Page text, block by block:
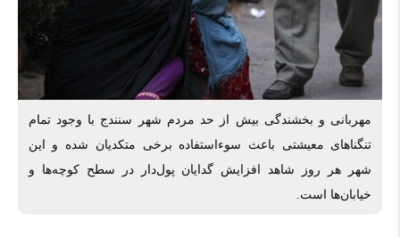
مهربانی و بخشندگی بیش از حد مردم شهر سنندج با وجود تمام
تنگناهای معیشتی باعث سوءاستفاده برخی متکدیان شده و این
شهر هر روز شاهد افزایش گدایان پول‌دار در سطح کوچه‌ها و
خیابان‌ها است.